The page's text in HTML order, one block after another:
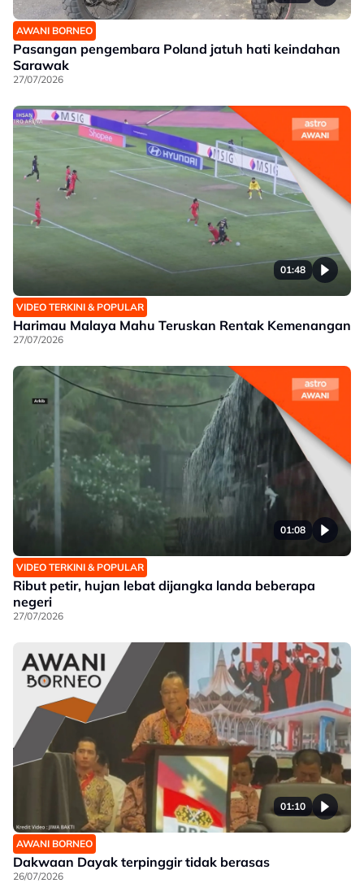
AWANI BORNEO
Pasangan pengembara Poland jatuh hati keindahan
Sarawak
27/07/2026
01:48
VIDEO TERKINI & POPULAR
Harimau Malaya Mahu Teruskan Rentak Kemenangan
27/07/2026
01:08
VIDEO TERKINI & POPULAR
Ribut petir, hujan lebat dijangka landa beberapa
negeri
27/07/2026
01:10
AWANI BORNEO
Dakwaan Dayak terpinggir tidak berasas
26/07/2026